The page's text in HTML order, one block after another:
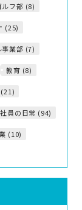
ルフ部 (8)
(25)
事業部 (7)
教育 (8)
社員の日常 (94)
(10)